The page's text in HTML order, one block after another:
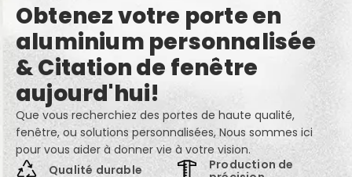
Obtenez votre porte en
aluminium personnalisée
& Citation de fenêtre
aujourd'hui!
Que vous recherchiez des portes de haute qualité,
fenêtre, ou solutions personnalisées, Nous sommes ici
pour vous aider à donner vie à votre vision.
Qualité durable
Production de